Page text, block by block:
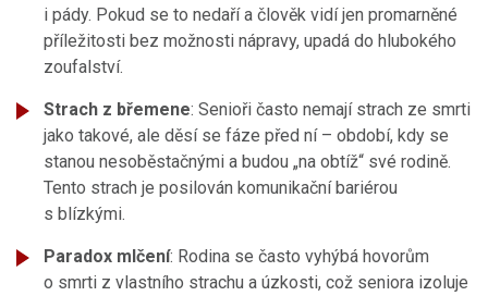
i pády. Pokud se to nedaří a člověk vidí jen promarněné
příležitosti bez možnosti nápravy, upadá do hlubokého
zoufalství.
Strach z břemene: Senioři často nemají strach ze smrti
jako takové, ale děsí se fáze před ní – období, kdy se
stanou nesoběstačnými a budou „na obtíž“ své rodině.
Tento strach je posilován komunikační bariérou
s blízkými.
Paradox mlčení: Rodina se často vyhýbá hovorům
o smrti z vlastního strachu a úzkosti, což seniora izoluje